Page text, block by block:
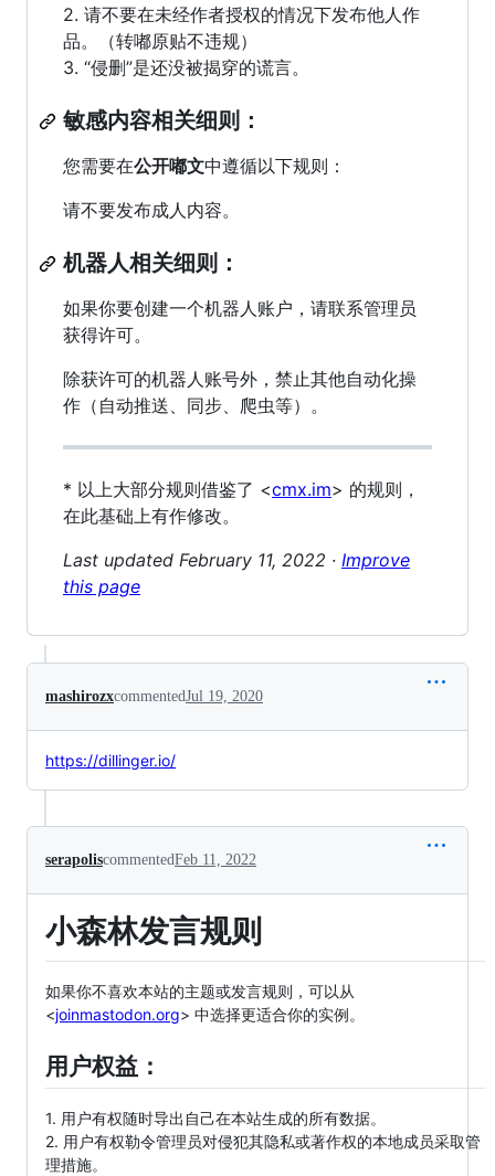
2. 请不要在未经作者授权的情况下发布他人作
品。（转嘟原贴不违规）
3. “侵删”是还没被揭穿的谎言。
敏感内容相关细则：
您需要在公开嘟文中遵循以下规则：
请不要发布成人内容。
机器人相关细则：
如果你要创建一个机器人账户，请联系管理员
获得许可。
除获许可的机器人账号外，禁止其他自动化操
作（自动推送、同步、爬虫等）。
* 以上大部分规则借鉴了 <cmx.im> 的规则，
在此基础上有作修改。
Last updated February 11, 2022 · Improve
this page
mashirozxcommentedJul 19, 2020
https://dillinger.io/
serapoliscommentedFeb 11, 2022
小森林发言规则
如果你不喜欢本站的主题或发言规则，可以从
<joinmastodon.org> 中选择更适合你的实例。
用户权益：
1. 用户有权随时导出自己在本站生成的所有数据。
2. 用户有权勒令管理员对侵犯其隐私或著作权的本地成员采取管
理措施。